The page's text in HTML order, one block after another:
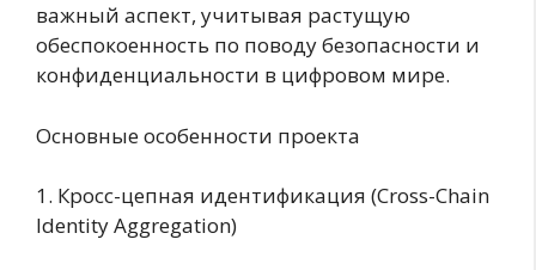
важный аспект, учитывая растущую
обеспокоенность по поводу безопасности и
конфиденциальности в цифровом мире.
Основные особенности проекта
1. Кросс-цепная идентификация (Cross-Chain
Identity Aggregation)